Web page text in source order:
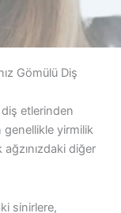
Gömülü Diş
etlerinden
genellikle yirmilik
diğer
sinirlere,